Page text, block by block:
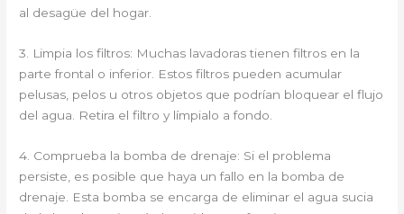
al desagüe del hogar.
3. Limpia los filtros: Muchas lavadoras tienen filtros en la
parte frontal o inferior. Estos filtros pueden acumular
pelusas, pelos u otros objetos que podrían bloquear el flujo
del agua. Retira el filtro y límpialo a fondo.
4. Comprueba la bomba de drenaje: Si el problema
persiste, es posible que haya un fallo en la bomba de
drenaje. Esta bomba se encarga de eliminar el agua sucia